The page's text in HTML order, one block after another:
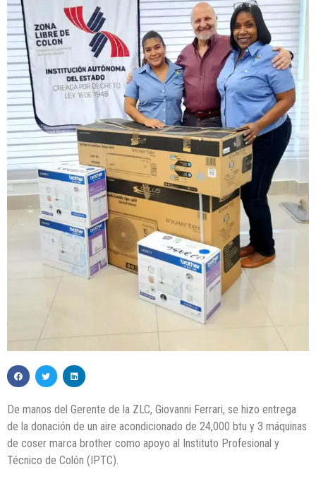
De manos del Gerente de la ZLC, Giovanni Ferrari, se hizo entrega
de la donación de un aire acondicionado de 24,000 btu y 3 máquinas
de coser marca brother como apoyo al Instituto Profesional y
Técnico de Colón (IPTC).